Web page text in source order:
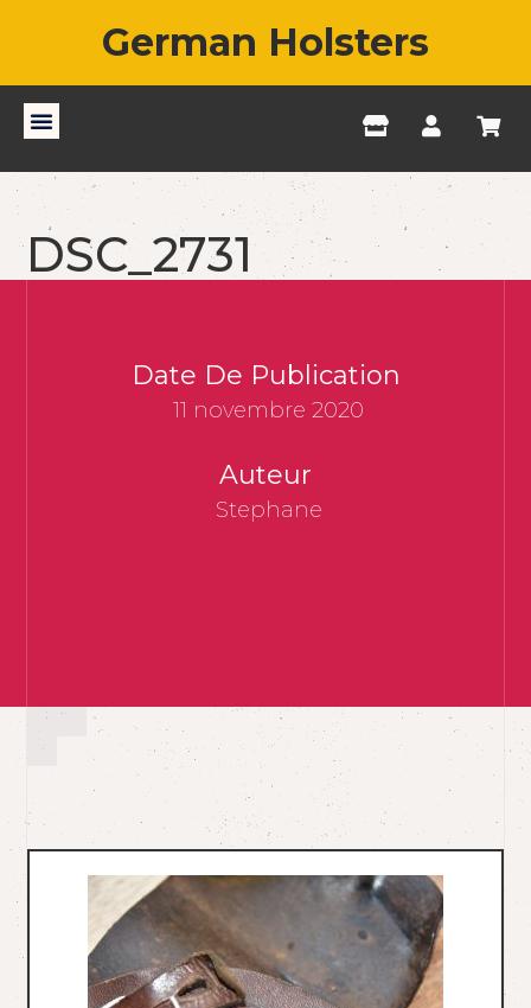
German Holsters
DSC_2731
Date De Publication
11 novembre 2020
Auteur
Stephane